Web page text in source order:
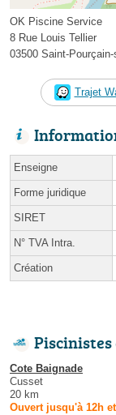
OK Piscine Service
8 Rue Louis Tellier
03500 Saint-
Trajet
Enseigne
Forme juridique
SIRET
N° TVA Intra.
Création
Cote Baignade
Cusset
20 km
Ouvert jusqu'à 12h